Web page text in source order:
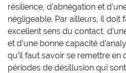
résilience, d’abnégation et
négligeable. Par ailleurs, il doit
excellent sens du contact,
et d’une bonne capacité
qu’il faut savoir se remettre en
périodes de désillusion qui